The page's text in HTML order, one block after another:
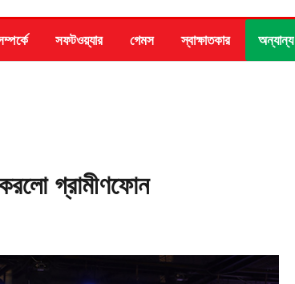
সফটওয়্যার গেমস স্বাক্ষাতকার অন্যান্য
গ্রামীণফোন